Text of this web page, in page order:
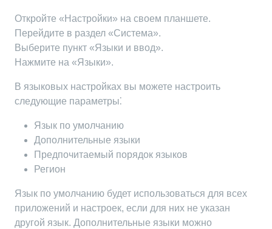
Откройте «Настройки» на своем планшете.
Перейдите в раздел «Система».
Выберите пункт «Языки и ввод».
Нажмите на «Языки».
В языковых настройках вы можете настроить
следующие параметры⁚
Язык по умолчанию
Дополнительные языки
Предпочитаемый порядок языков
Регион
Язык по умолчанию будет использоваться для всех
приложений и настроек, если для них не указан
другой язык. Дополнительные языки можно